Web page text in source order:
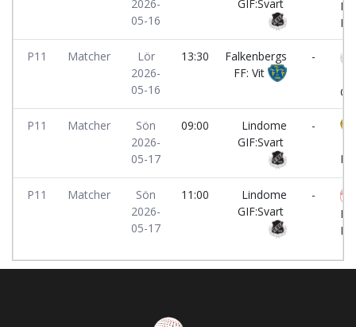
2026-
05-16
GIF:Svart
P11 Matcher
Lör
2026-
05-16
13:30
Falkenbergs
FF: Vit
-
P11 Matcher
Sön
2026-
05-17
09:00
Lindome
GIF:Svart
-
P11 Matcher
Sön
2026-
05-17
11:00
Lindome
GIF:Svart
-